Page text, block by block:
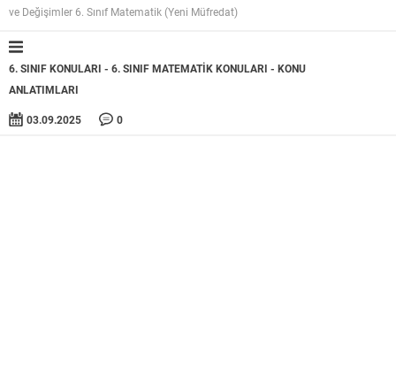
ve Değişimler 6. Sınıf Matematik (Yeni Müfredat)
6. SINIF KONULARI 6. SINIF MATEMATIK KONULARI
KONU
ANLATIMLARI
03.09.2025 0